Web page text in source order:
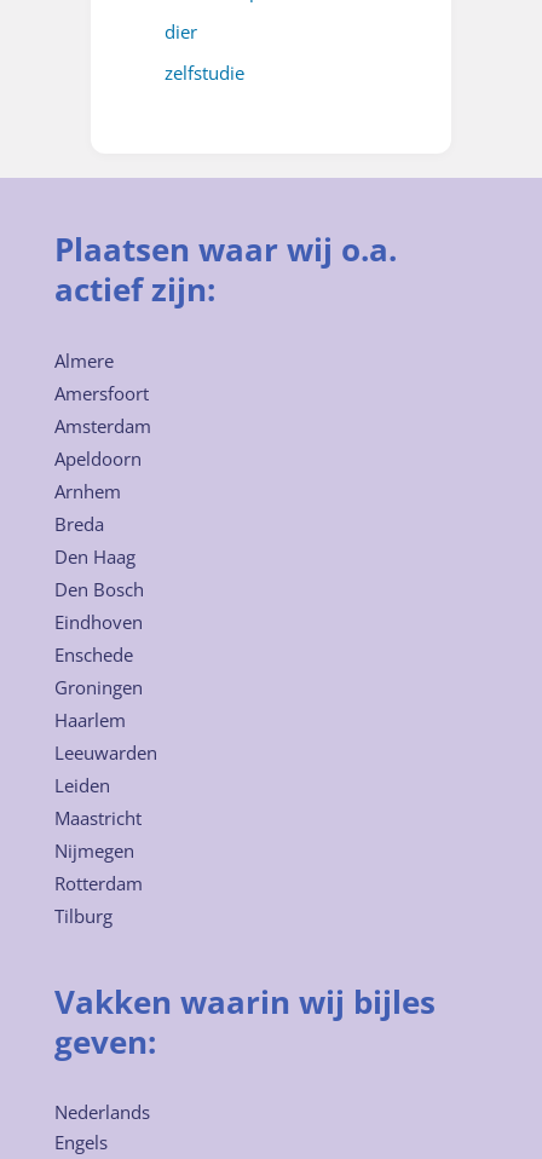
dier
zelfstudie
Plaatsen waar wij o.a.
actief zijn:
Almere
Amersfoort
Amsterdam
Apeldoorn
Arnhem
Breda
Den Haag
Den Bosch
Eindhoven
Enschede
Groningen
Haarlem
Leeuwarden
Leiden
Maastricht
Nijmegen
Rotterdam
Tilburg
Vakken waarin wij bijles
geven:
Nederlands
Engels